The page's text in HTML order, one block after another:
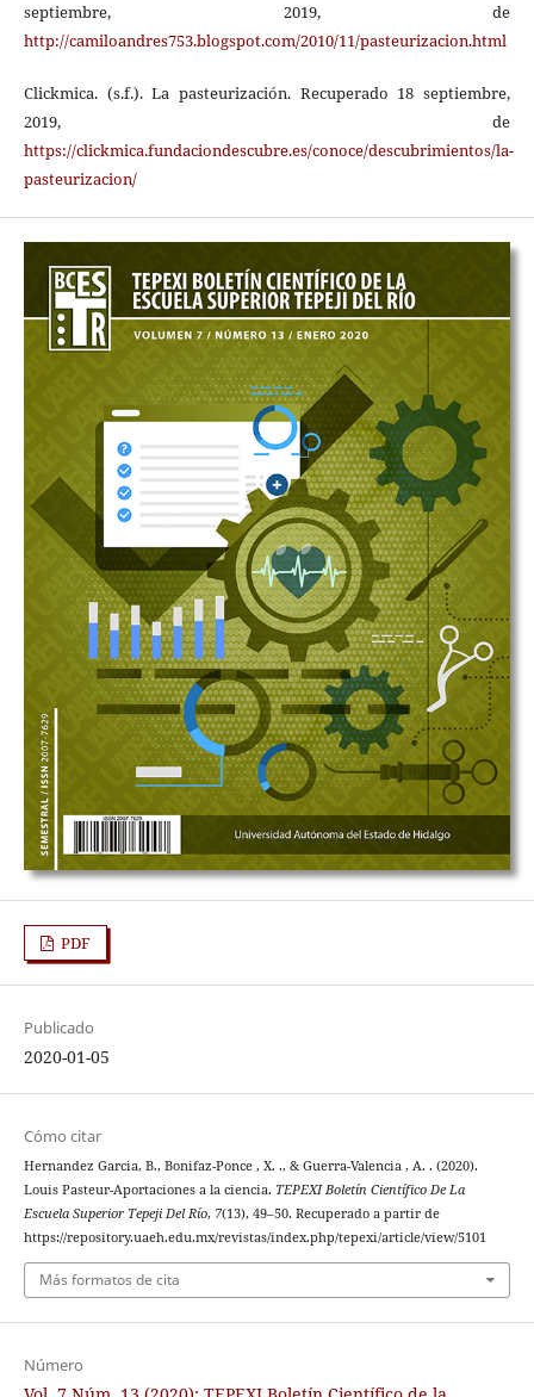
septiembre, 2019, de
http://camiloandres753.blogspot.com/2010/11/pasteurizacion.html
Clickmica. (s.f.). La pasteurización. Recuperado 18 septiembre,
2019, de
https://clickmica.fundaciondescubre.es/conoce/descubrimientos/la-
pasteurizacion/
PDF
Publicado
2020-01-05
Cómo citar
Hernandez Garcia, B., Bonifaz-Ponce , X. ., & Guerra-Valencia , A. . (2020).
Louis Pasteur-Aportaciones a la ciencia. TEPEXI Boletín Científico De La
Escuela Superior Tepeji Del Río, 7(13), 49–50. Recuperado a partir de
https://repository.uaeh.edu.mx/revistas/index.php/tepexi/article/view/5101
Más formatos de cita
Número